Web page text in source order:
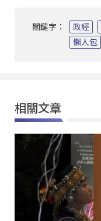
關鍵字： 政經
懶人包
相關文章